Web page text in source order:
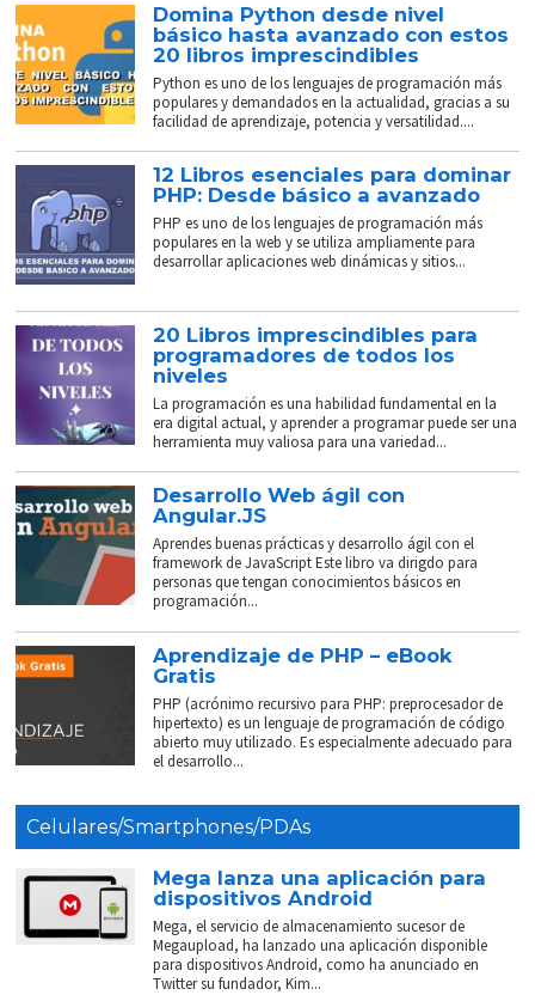
Domina Python desde nivel
básico hasta avanzado con estos
20 libros imprescindibles
Python es uno de los lenguajes de programación más
populares y demandados en la actualidad, gracias a su
facilidad de aprendizaje, potencia y versatilidad....
12 Libros esenciales para dominar
PHP: Desde básico a avanzado
PHP es uno de los lenguajes de programación más
populares en la web y se utiliza ampliamente para
desarrollar aplicaciones web dinámicas y sitios...
20 Libros imprescindibles para
programadores de todos los
niveles
La programación es una habilidad fundamental en la
era digital actual, y aprender a programar puede ser una
herramienta muy valiosa para una variedad...
Desarrollo Web ágil con
Angular.JS
Aprendes buenas prácticas y desarrollo ágil con el
framework de JavaScript Este libro va dirigdo para
personas que tengan conocimientos básicos en
programación...
Aprendizaje de PHP – eBook
Gratis
PHP (acrónimo recursivo para PHP: preprocesador de
hipertexto) es un lenguaje de programación de código
abierto muy utilizado. Es especialmente adecuado para
el desarrollo...
Celulares/Smartphones/PDAs
Mega lanza una aplicación para
dispositivos Android
Mega, el servicio de almacenamiento sucesor de
Megaupload, ha lanzado una aplicación disponible
para dispositivos Android, como ha anunciado en
Twitter su fundador, Kim...